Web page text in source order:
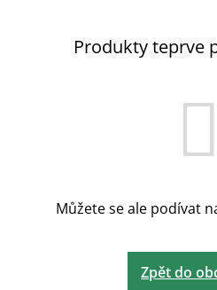
Produkty teprve
Můžete se ale podívat
Zpět do